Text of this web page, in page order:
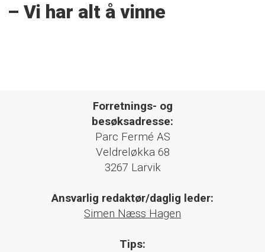
– Vi har alt å vinne
Forretnings- og
besøksadresse:
Parc Fermé AS
Veldreløkka 68
3267 Larvik
Ansvarlig redaktør/daglig leder:
Simen Næss Hagen
Tips: